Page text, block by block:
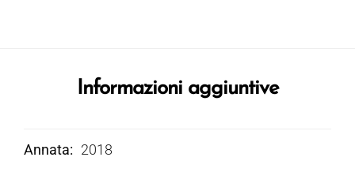
Informazioni aggiuntive
Annata 2018